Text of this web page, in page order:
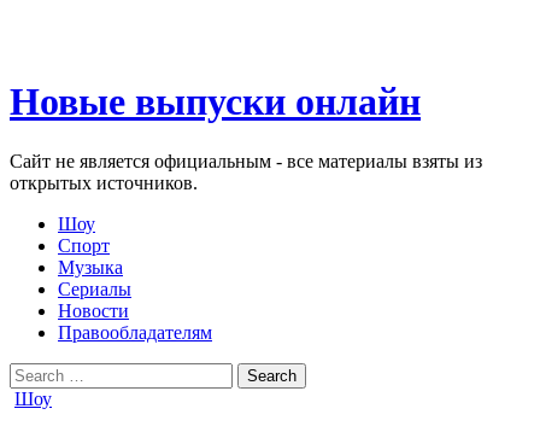
Новые выпуски онлайн
Сайт не является официальным - все материалы взяты из
открытых источников.
Шоу
Спорт
Музыка
Сериалы
Новости
Правообладателям
Search
for:
Posted
Шоу